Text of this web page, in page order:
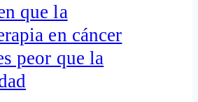
que la
en cáncer
peor que la